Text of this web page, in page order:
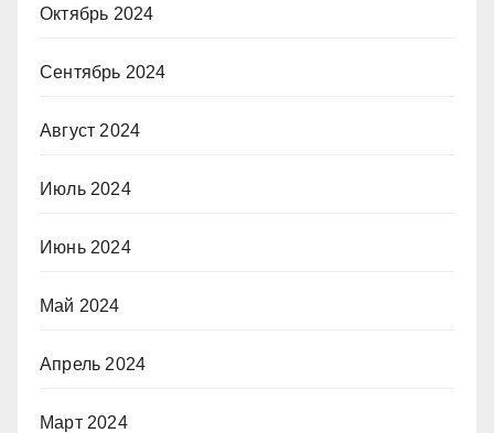
Октябрь 2024
Сентябрь 2024
Август 2024
Июль 2024
Июнь 2024
Май 2024
Апрель 2024
Март 2024